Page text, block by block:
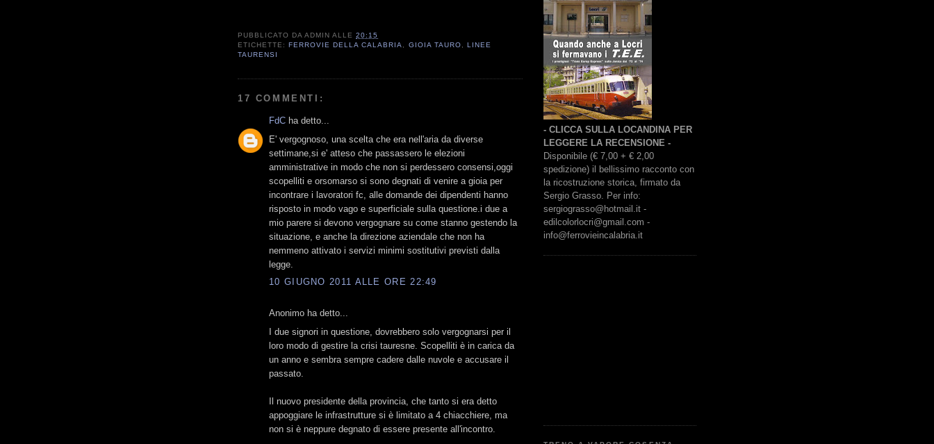
PUBBLICATO DAADMIN ALLE20:15
ETICHETTE:FERROVIE DELLA CALABRIA GIOIA TAURO
LINEE
TAURENSI
17 COMMENTI:
FdC ha detto...
E' vergognoso, una scelta che era nell'aria da diverse
settimane,si e' atteso che passassero le elezioni
amministrative in modo che non si perdessero consensi,oggi
scopelliti e orsomarso si sono degnati di venire a gioia per
incontrare i lavoratori fc, alle domande dei dipendenti hanno
risposto in modo vago e superficiale sulla questione.i due a
mio parere si devono vergognare su come stanno gestendo la
situazione, e anche la direzione aziendale che non ha
nemmeno attivato i servizi minimi sostitutivi previsti dalla
legge.
10 GIUGNO 2011 ALLE ORE 22:49
Anonimo ha detto...
I due signori in questione, dovrebbero solo vergognarsi per il
loro modo di gestire la crisi tauresne. Scopelliti è in carica da
un anno e sembra sempre cadere dalle nuvole e accusare il
passato.
Il nuovo presidente della provincia, che tanto si era detto
appoggiare le infrastrutture si è limitato a 4 chiacchiere, ma
non si è neppure degnato di essere presente all'incontro.
- CLICCA SULLA LOCANDINA PER
LEGGERE LA RECENSIONE -
Disponibile (€ 7,00 + € 2,00
spedizione) il bellissimo racconto con
la ricostruzione storica, firmato da
Sergio Grasso. Per info:
sergiograsso@hotmail.it -
edilcolorlocri@gmail.com -
info@ferrovieincalabria.it